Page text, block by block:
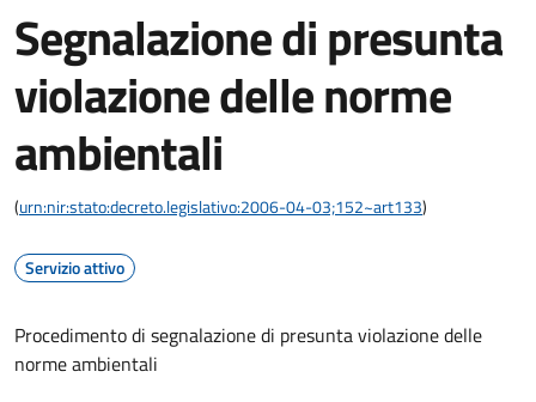
Segnalazione di presunta
violazione delle norme
ambientali
(urn:nir:stato:decreto.legislativo:2006-04-03;152~art133)
Servizio attivo
Procedimento di segnalazione di presunta violazione delle
norme ambientali